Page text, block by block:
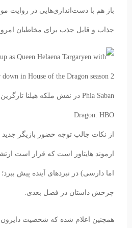
باز هم با دست‌اندازی‌هایی در روایت
جذاب و قابل جذب برای مخاطبان
Dragon. HBO
از نکات جالب توجه حضور بازیگر جدید
ارموند هایتاور است که قرار است
اما دارسی) در نبردهای آینده پیش
چرخش داستان در فصل بعدی.
همچنین اعلام شده که شخصیت دایرون